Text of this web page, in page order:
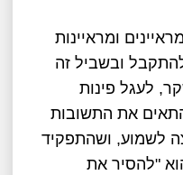
ומראיינות
ובשביל זה
לעגל פינות
את התשובות
לשמוע, ושהתפקיד
"להסיר את